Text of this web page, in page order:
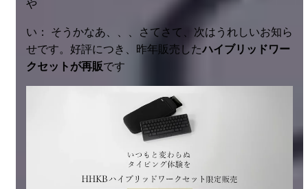
や
い： そうかなあ、、、さてさて、次はうれしいお知ら
せです。好評につき、昨年販売したハイブリッドワー
クセットが再販です